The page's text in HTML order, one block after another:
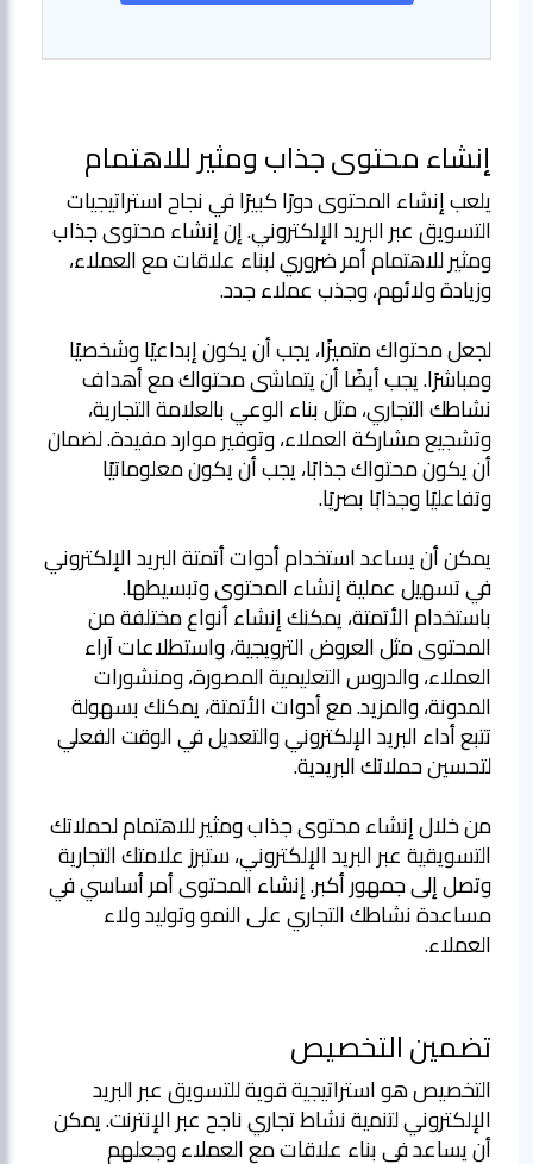
إنشاء محتوى جذاب ومثير للاهتمام
يلعب إنشاء المحتوى دورًا كبيرًا في نجاح استراتيجيات
التسويق عبر البريد الإلكتروني. إن إنشاء محتوى جذاب
ومثير للاهتمام أمر ضروري لبناء علاقات مع العملاء،
لجعل محتواك متميزًا، يجب أن يكون إبداعيًا وشخصيًا
ومباشرًا. يجب أيضًا أن يتماشى محتواك مع أهداف
نشاطك التجاري، مثل بناء الوعي بالعلامة التجارية،
وتشجيع مشاركة العملاء، وتوفير موارد مفيدة. لضمان
أن يكون محتواك جذابًا، يجب أن يكون معلوماتيًا
يمكن أن يساعد استخدام أدوات أتمتة البريد الإلكتروني
في تسهيل عملية إنشاء المحتوى وتبسيطها.
باستخدام الأتمتة، يمكنك إنشاء أنواع مختلفة من
المحتوى مثل العروض الترويجية، واستطلاعات آراء
العملاء، والدروس التعليمية المصورة، ومنشورات
المدونة، والمزيد. مع أدوات الأتمتة، يمكنك بسهولة
تتبع أداء البريد الإلكتروني والتعديل في الوقت الفعلي
من خلال إنشاء محتوى جذاب ومثير للاهتمام لحملاتك
التسويقية عبر البريد الإلكتروني، ستبرز علامتك التجارية
وتصل إلى جمهور أكبر. إنشاء المحتوى أمر أساسي في
مساعدة نشاطك التجاري على النمو وتوليد ولاء
العملاء.
تضمين التخصيص
التخصيص هو استراتيجية قوية للتسويق عبر البريد
الإلكتروني لتنمية نشاط تجاري ناجح عبر الإنترنت. يمكن
أن يساعد في بناء علاقات مع العملاء وجعلهم